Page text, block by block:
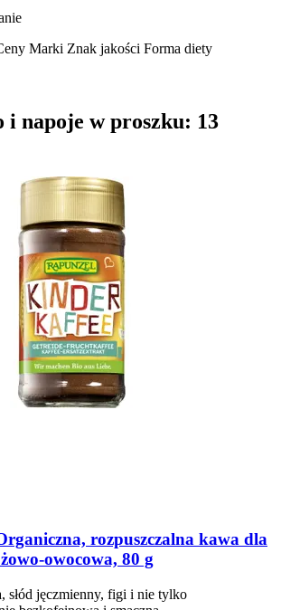
Marki Znak jakości Forma diety
i napoje w proszku: 13
rozpuszczalna kawa dla
​owocowa, 80 g
słód jęczmienny, figi i nie tylko